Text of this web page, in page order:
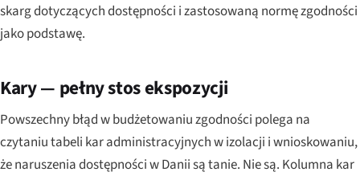
skarg dotyczących dostępności i zastosowaną normę zgodności
jako podstawę.
Kary — pełny stos ekspozycji
Powszechny błąd w budżetowaniu zgodności polega na
czytaniu tabeli kar administracyjnych w izolacji i wnioskowaniu,
że naruszenia dostępności w Danii są tanie. Nie są. Kolumna kar